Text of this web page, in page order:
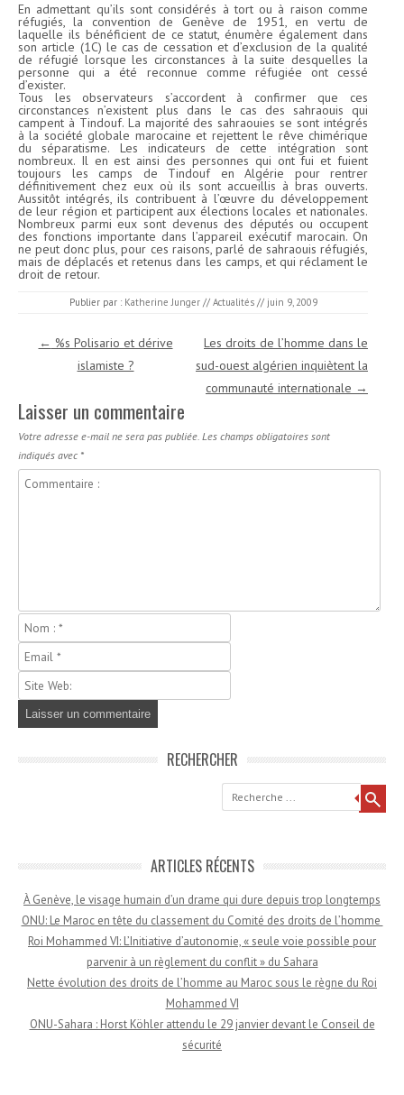
En admettant qu’ils sont considérés à tort ou à raison comme
réfugiés, la convention de Genève de 1951, en vertu de
laquelle ils bénéficient de ce statut, énumère également dans
son article (1C) le cas de cessation et d’exclusion de la qualité
de réfugié lorsque les circonstances à la suite desquelles la
personne qui a été reconnue comme réfugiée ont cessé
d’exister.
Tous les observateurs s’accordent à confirmer que ces
circonstances n’existent plus dans le cas des sahraouis qui
campent à Tindouf. La majorité des sahraouies se sont intégrés
à la société globale marocaine et rejettent le rêve chimérique
du séparatisme. Les indicateurs de cette intégration sont
nombreux. Il en est ainsi des personnes qui ont fui et fuient
toujours les camps de Tindouf en Algérie pour rentrer
définitivement chez eux où ils sont accueillis à bras ouverts.
Aussitôt intégrés, ils contribuent à l’œuvre du développement
de leur région et participent aux élections locales et nationales.
Nombreux parmi eux sont devenus des députés ou occupent
des fonctions importante dans l’appareil exécutif marocain. On
ne peut donc plus, pour ces raisons, parlé de sahraouis réfugiés,
mais de déplacés et retenus dans les camps, et qui réclament le
droit de retour.
Publier par : Katherine Junger // Actualités // juin 9, 2009
Navigation des articles
← %s Polisario et dérive
islamiste ?
Les droits de l’homme dans le
sud-ouest algérien inquiètent la
communauté internationale →
Laisser un commentaire
Votre adresse e-mail ne sera pas publiée. Les champs obligatoires sont
indiqués avec *
RECHERCHER
Recherche
ARTICLES RÉCENTS
À Genève, le visage humain d’un drame qui dure depuis trop longtemps
ONU: Le Maroc en tête du classement du Comité des droits de l’homme
Roi Mohammed VI: L’Initiative d’autonomie, « seule voie possible pour
parvenir à un règlement du conflit » du Sahara
Nette évolution des droits de l’homme au Maroc sous le règne du Roi
Mohammed VI
ONU-Sahara : Horst Köhler attendu le 29 janvier devant le Conseil de
sécurité